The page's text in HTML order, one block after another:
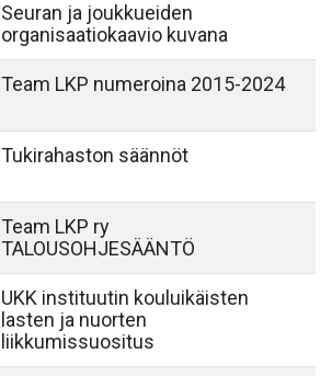
Seuran ja joukkueiden
organisaatiokaavio kuvana
Team LKP numeroina 2015-2024
Tukirahaston säännöt
Team LKP ry
TALOUSOHJESÄÄNTÖ
UKK instituutin kouluikäisten
lasten ja nuorten
liikkumissuositus